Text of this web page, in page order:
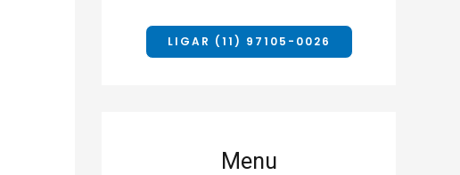
LIGAR (11) 97105-0026
Menu